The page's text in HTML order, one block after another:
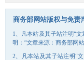
商务部网站版权与免责
1、凡本站及其子站注明“
明：“文章来源：商务部网站
2、凡本站及其子站注明“